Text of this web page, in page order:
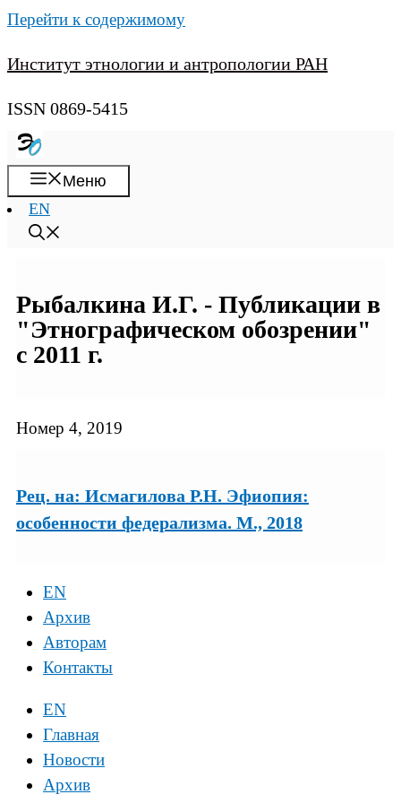
Перейти к содержимому
Институт этнологии и антропологии РАН
ISSN 0869-5415
Меню
EN
Рыбалкина И.Г. - Публикации в
"Этнографическом обозрении"
с 2011 г.
Номер 4, 2019
Рец. на: Исмагилова Р.Н. Эфиопия:
особенности федерализма. М., 2018
EN
Архив
Авторам
Контакты
EN
Главная
Новости
Архив